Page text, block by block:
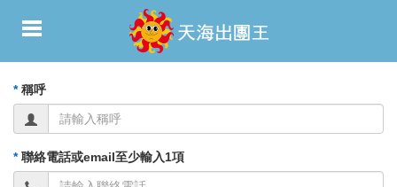
*稱呼
*聯絡電話或email至少輸入1項